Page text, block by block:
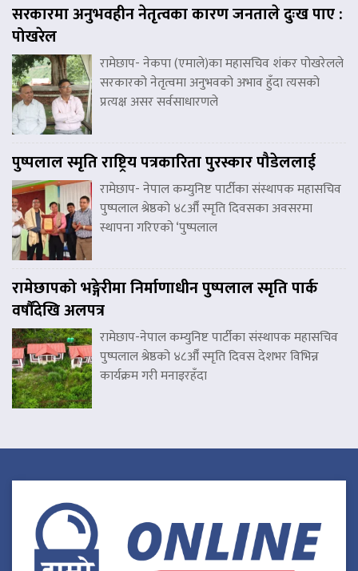
सरकारमा अनुभवहीन नेतृत्वका कारण जनताले दुःख पाए :
पोखरेल
रामेछाप- नेकपा (एमाले)का महासचिव शंकर पोखरेलले
सरकारको नेतृत्वमा अनुभवको अभाव हुँदा त्यसको
प्रत्यक्ष असर सर्वसाधारणले
पुष्पलाल स्मृति राष्ट्रिय पत्रकारिता पुरस्कार पौडेललाई
रामेछाप- नेपाल कम्युनिष्ट पार्टीका संस्थापक महासचिव
पुष्पलाल श्रेष्ठको ४८औँ स्मृति दिवसका अवसरमा
स्थापना गरिएको ‘पुष्पलाल
रामेछापको भङ्गेरीमा निर्माणाधीन पुष्पलाल स्मृति पार्क
वर्षौंदेखि अलपत्र
रामेछाप-नेपाल कम्युनिष्ट पार्टीका संस्थापक महासचिव
पुष्पलाल श्रेष्ठको ४८औँ स्मृति दिवस देशभर विभिन्न
कार्यक्रम गरी मनाइरहँदा